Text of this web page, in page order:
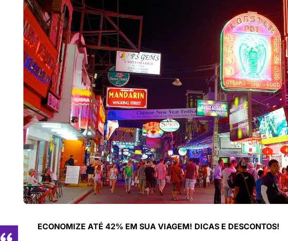
ECONOMIZE ATÉ 42% EM SUA VIAGEM! DICAS E DESCONTOS!